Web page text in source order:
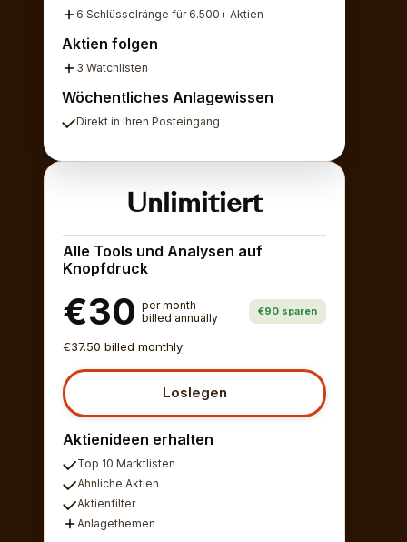
6 Schlüsselränge für 6.500+ Aktien
Aktien folgen
3 Watchlisten
Wöchentliches Anlagewissen
Direkt in Ihren Posteingang
Unlimitiert
Alle Tools und Analysen auf
Knopfdruck
€30 per month
billed annually
€90 sparen
€37.50 billed monthly
Loslegen
Aktienideen erhalten
Top 10 Marktlisten
Ähnliche Aktien
Aktienfilter
Anlagethemen